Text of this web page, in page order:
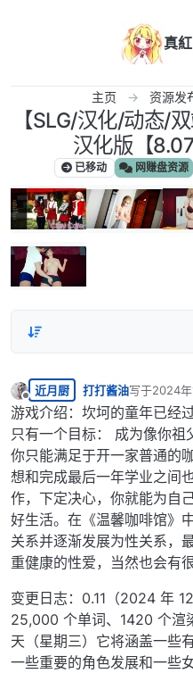
真
主页 资源发
【SLG/汉化/动态/
汉化版【
已移动 网赚盘资源
离线
近月厨 打打酱油写于2024
最后由 编辑
游戏介绍：坎坷的童年已经
只有一个目标： 成为像你祖
你只能满足于开一家普通的
想和完成最后一年学业之间
作，下定决心，你就能为自
好生活。在《温馨咖啡馆》
关系并逐渐发展为性关系，
重健康的性爱，当然也会有
变更日志：0.11（2024 年
25,000 个单词、1420 个渲
天（星期三）它将涵盖一些
一些重要的角色发展和一些